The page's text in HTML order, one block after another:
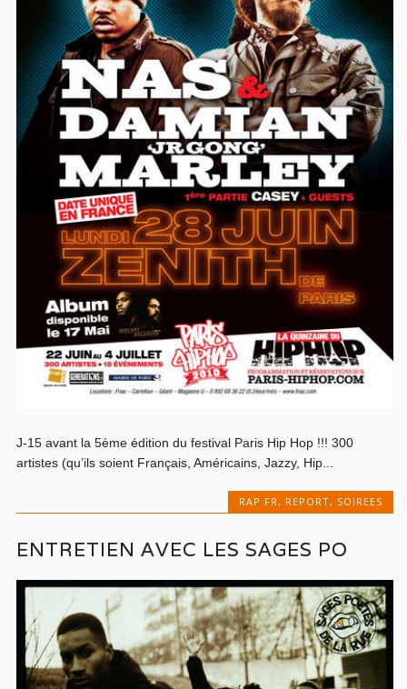
J-15 avant la 5ème édition du festival Paris Hip Hop !!! 300
artistes (qu’ils soient Français, Américains, Jazzy, Hip...
RAP FR, REPORT, SOIREES
ENTRETIEN AVEC LES SAGES PO